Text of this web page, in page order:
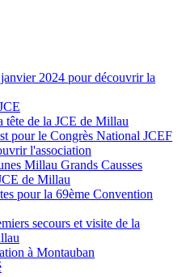
2024 pour découvrir la
tête de la JCE de Millau
pour le Congrès National JCEF
l'association
Millau Grands Causses
de Millau
pour la 69ème Convention
secours et visite de la
à Montauban